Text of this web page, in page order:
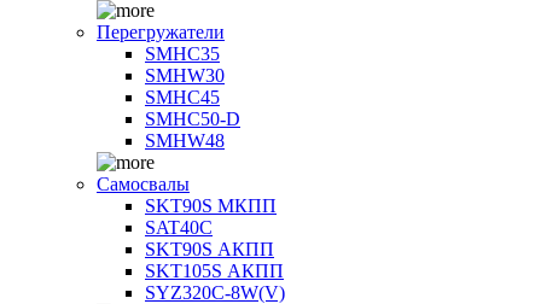
Перегружатели
SMHC35
SMHW30
SMHC45
SMHC50-D
SMHW48
Самосвалы
SKT90S МКПП
SAT40C
SKT90S АКПП
SKT105S АКПП
SYZ320C-8W(V)